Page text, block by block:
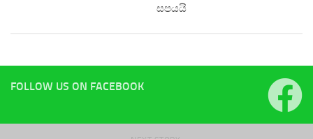
සපයයි
FOLLOW US ON FACEBOOK